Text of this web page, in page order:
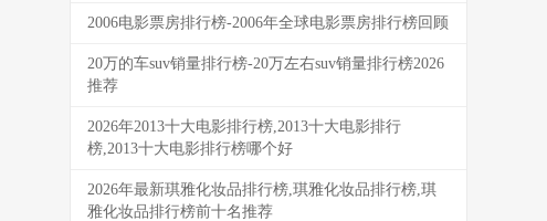
2006电影票房排行榜-2006年全球电影票房排行榜回顾
20万的车suv销量排行榜-20万左右suv销量排行榜2026
推荐
2026年2013十大电影排行榜,2013十大电影排行
榜,2013十大电影排行榜哪个好
2026年最新琪雅化妆品排行榜,琪雅化妆品排行榜,琪
雅化妆品排行榜前十名推荐